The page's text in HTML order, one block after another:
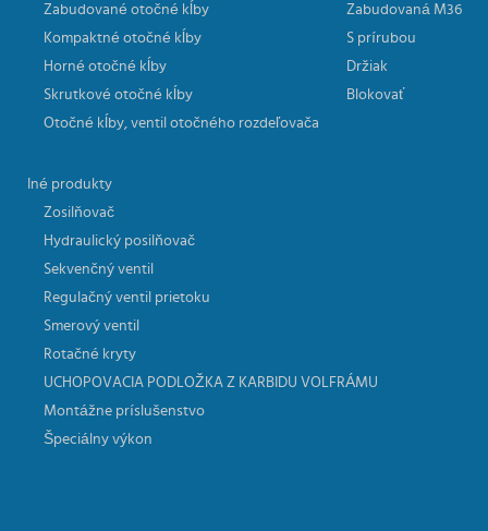
Zabudované otočné kĺby
Kompaktné otočné kĺby
Horné otočné kĺby
Skrutkové otočné kĺby
Otočné kĺby, ventil otočného rozdeľovača
Zabudovaná M36
S prírubou
Držiak
Blokovať
Iné produkty
Zosilňovač
Hydraulický posilňovač
Sekvenčný ventil
Regulačný ventil prietoku
Smerový ventil
Rotačné kryty
UCHOPOVACIA PODLOŽKA Z KARBIDU VOLFRÁMU
Montážne príslušenstvo
Špeciálny výkon